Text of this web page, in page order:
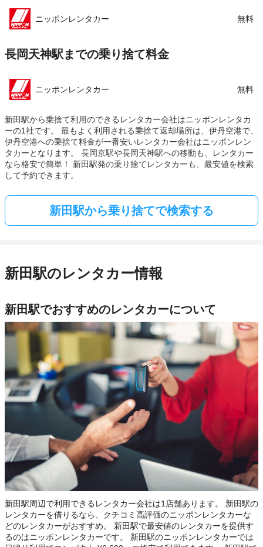
ニッポンレンタカー 無料
長岡天神駅までの乗り捨て料金
ニッポンレンタカー 無料
新田駅から乗捨て利用のできるレンタカー会社はニッポンレンタカ
ーの1社です。 最もよく利用される乗捨て返却場所は、伊丹空港で、
伊丹空港への乗捨て料金が一番安いレンタカー会社はニッポンレン
タカーとなります。 長岡京駅や長岡天神駅への移動も、レンタカー
なら格安で簡単！ 新田駅発の乗り捨てレンタカーも、最安値を検索
して予約できます。
新田駅から乗り捨てで検索する
新田駅のレンタカー情報
新田駅でおすすめのレンタカーについて
新田駅周辺で利用できるレンタカー会社は1店舗あります。 新田駅の
レンタカーを借りるなら、クチコミ高評価のニッポンレンタカーな
どのレンタカーがおすすめ。 新田駅で最安値のレンタカーを提供す
るのはニッポンレンタカーです。 新田駅のニッポンレンタカーでは